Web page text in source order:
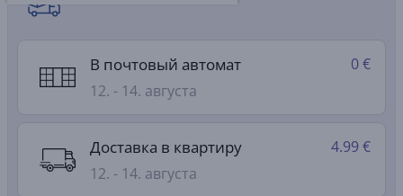
В почтовый автомат
12. - 14. августа
0 €
Доставка в квартиру
12. - 14. августа
4.99 €